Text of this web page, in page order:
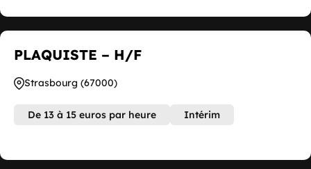
PLAQUISTE – H/F
Strasbourg (67000)
De 13 à 15 euros par heure Intérim